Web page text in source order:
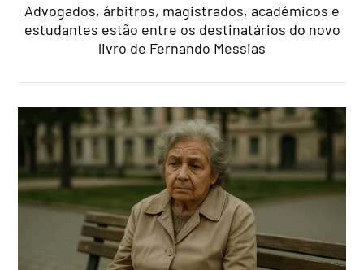
Advogados, árbitros, magistrados, académicos e
estudantes estão entre os destinatários do novo
livro de Fernando Messias